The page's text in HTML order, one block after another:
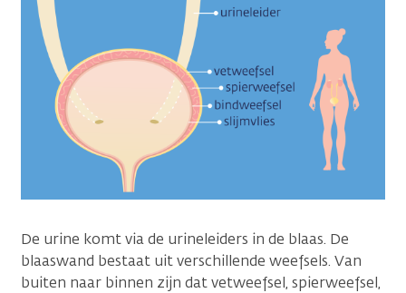
De urine komt via de urineleiders in de blaas. De
blaaswand bestaat uit verschillende weefsels. Van
buiten naar binnen zijn dat vetweefsel, spierweefsel,